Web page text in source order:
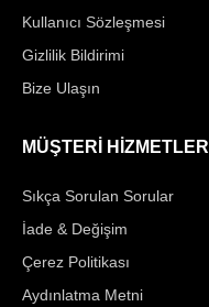
Kullanıcı Sözleşmesi
Gizlilik Bildirimi
Bize Ulaşın
MÜŞTERİ HİZMETLERİ
Sıkça Sorulan Sorular
İade & Değişim
Çerez Politikası
Aydınlatma Metni